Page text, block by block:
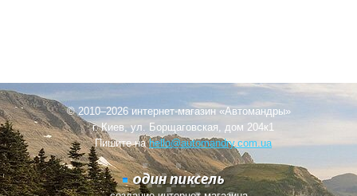
© 2010–2026 интернет-магазин «Автомандры»
г. Киев, ул. Борщаговская, дом 204к1
Пишите наhello@automandry.com.ua